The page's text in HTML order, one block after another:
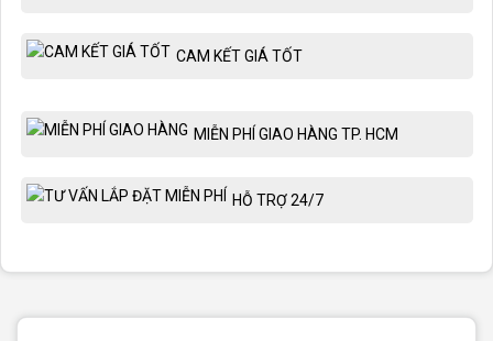
CAM KẾT GIÁ TỐT
MIỄN PHÍ GIAO HÀNG TP. HCM
HỖ TRỢ 24/7